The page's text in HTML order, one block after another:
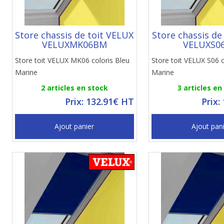
Store chassis de toit VELUX
VELUXMK06BM
Store toit VELUX MK06 coloris Bleu
Marine
2 articles en stock
Prix: 132.91€ HT
Ajout panier
Store chassis
Store toit VELUX S06
Marine
3 articles
Prix:
Ajout